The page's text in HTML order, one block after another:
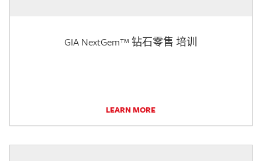
GIA NextGem™ 钻石零售 培训
LEARN MORE